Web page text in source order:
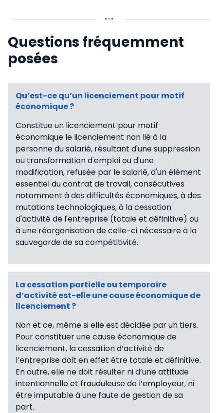
Questions fréquemment
posées
Qu’est-ce qu’un licenciement pour motif
économique ?
Constitue un licenciement pour motif
économique le licenciement non lié à la
personne du salarié, résultant d'une suppression
ou transformation d'emploi ou d'une
modification, refusée par le salarié, d'un élément
essentiel du contrat de travail, consécutives
notamment à des difficultés économiques, à des
mutations technologiques, à la cessation
d'activité de l'entreprise (totale et définitive) ou
à une réorganisation de celle-ci nécessaire à la
sauvegarde de sa compétitivité.
La cessation partielle ou temporaire
d’activité est-elle une cause économique de
licenciement ?
Non et ce, même si elle est décidée par un tiers.
Pour constituer une cause économique de
licenciement, la cessation d’activité de
l’entreprise doit en effet être totale et définitive.
En outre, elle ne doit résulter ni d’une attitude
intentionnelle et frauduleuse de l’employeur, ni
être imputable à une faute de gestion de sa
part.